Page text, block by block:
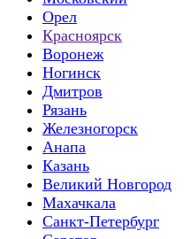
Орел
Красноярск
Воронеж
Ногинск
Дмитров
Рязань
Железногорск
Анапа
Казань
Великий Новгород
Махачкала
Санкт-Петербург